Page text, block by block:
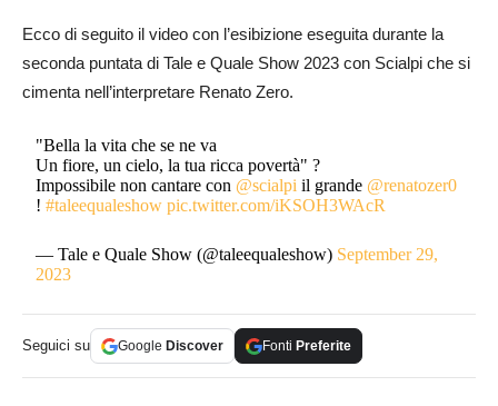
Ecco di seguito il video con l’esibizione eseguita durante la
seconda puntata di Tale e Quale Show 2023 con Scialpi che si
cimenta nell’interpretare Renato Zero.
"Bella la vita che se ne va
Un fiore, un cielo, la tua ricca povertà" ?
Impossibile non cantare con @scialpi il grande @renatozer0
!#taleequaleshow pic.twitter.com/iKSOH3WAcR
— Tale e Quale Show (@taleequaleshow) September 29,
2023
Seguici su Google Discover Fonti Preferite